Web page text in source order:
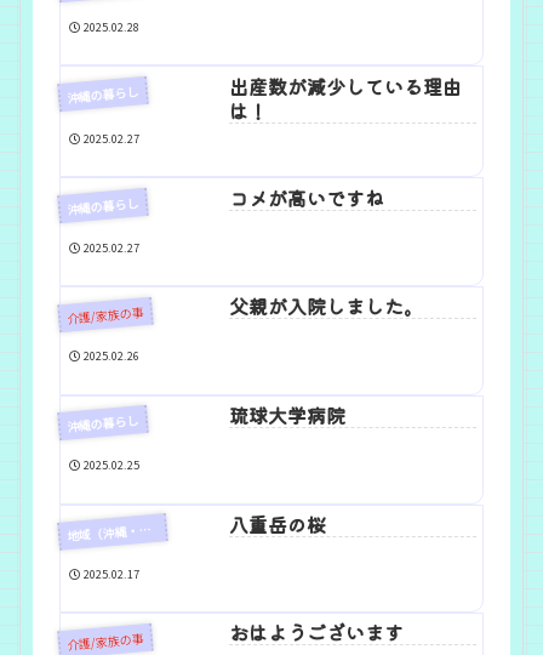
2025.02.28
沖縄の暮らし
出産数が減少している理由
は！
2025.02.27
沖縄の暮らし コメが高いですね
2025.02.27
介護/家族の事 父親が入院しました。
2025.02.26
沖縄の暮らし 琉球大学病院
2025.02.25
地
域（沖縄・浦添） 八重岳の桜
2025.02.17
介護/家族の事 おはようございます